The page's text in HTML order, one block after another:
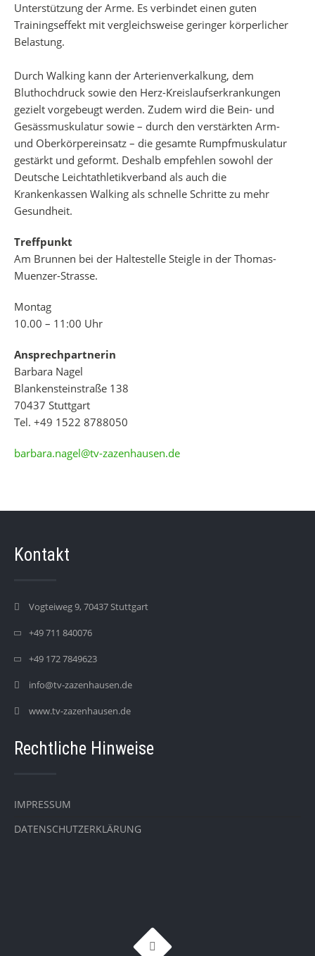
Unterstützung der Arme. Es verbindet einen guten
Trainingseffekt mit vergleichsweise geringer körperlicher
Belastung.
Durch Walking kann der Arterienverkalkung, dem
Bluthochdruck sowie den Herz-Kreislaufserkrankungen
gezielt vorgebeugt werden. Zudem wird die Bein- und
Gesässmuskulatur sowie – durch den verstärkten Arm-
und Oberkörpereinsatz – die gesamte Rumpfmuskulatur
gestärkt und geformt. Deshalb empfehlen sowohl der
Deutsche Leichtathletikverband als auch die
Krankenkassen Walking als schnelle Schritte zu mehr
Gesundheit.
Treffpunkt
Am Brunnen bei der Haltestelle Steigle in der Thomas-
Muenzer-Strasse.
Montag
10.00 – 11:00 Uhr
Ansprechpartnerin
Barbara Nagel
Blankensteinstraße 138
70437 Stuttgart
Tel. +49 1522 8788050
barbara.nagel@tv-zazenhausen.de
Kontakt
Vogteiweg 9, 70437 Stuttgart
+49 711 840076
+49 172 7849623
info@tv-zazenhausen.de
www.tv-zazenhausen.de
Rechtliche Hinweise
IMPRESSUM
DATENSCHUTZERKLÄRUNG